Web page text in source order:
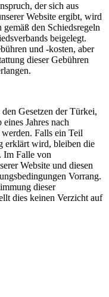
der sich aus
Website ergibt, wird
den Schiedsregeln
beigelegt.
und -kosten, aber
dieser Gebühren
Gesetzen der Türkei,
Jahres nach
Falls ein Teil
erklärt wird, bleiben die
Im Falle von
Website und diesen
Vorrang.
dieser
dies keinen Verzicht auf